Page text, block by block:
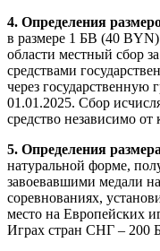
4. Определения
в размере 1 БВ (40 BYN)
области местный сбор
средствами
через государственную
01.01.2025. Сбор
средство независимо
5. Определения
натуральной форме,
завоевавшими медали
соревнованиях,
место на Европейских
Играх стран СНГ – 200